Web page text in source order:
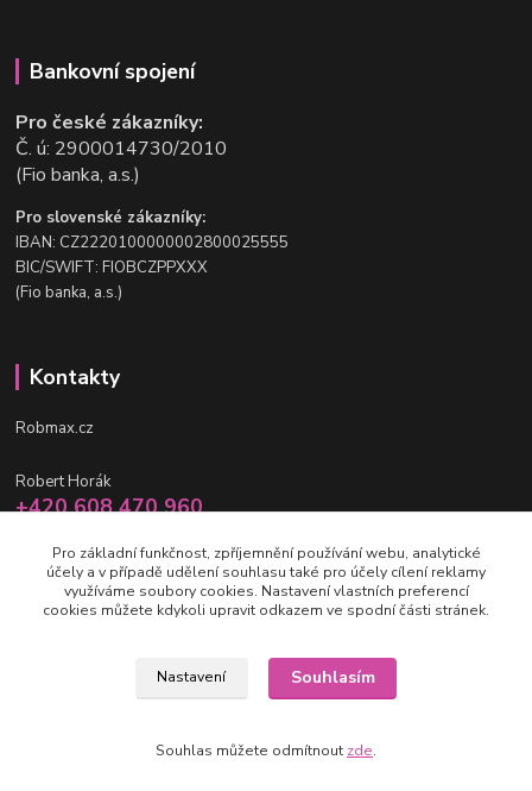
Bankovní spojení
Pro české zákazníky:
Č. ú: 2900014730/2010
(Fio banka, a.s.)
Pro slovenské zákazníky:
IBAN: CZ2220100000002800025555
BIC/SWIFT: FIOBCZPPXXX
(Fio banka, a.s.)
Kontakty
Robmax.cz
Robert Horák
+420 608 470 960
info@robmax.cz
(c) Robmax 2015 - 2026
Pro základní funkčnost, zpříjemnění používání webu, analytické
účely a v případě udělení souhlasu také pro účely cílení reklamy
využíváme soubory cookies. Nastavení vlastních preferencí
cookies můžete kdykoli upravit odkazem ve spodní části stránek.
Nastavení Souhlasím
Souhlas můžete odmítnout zde.